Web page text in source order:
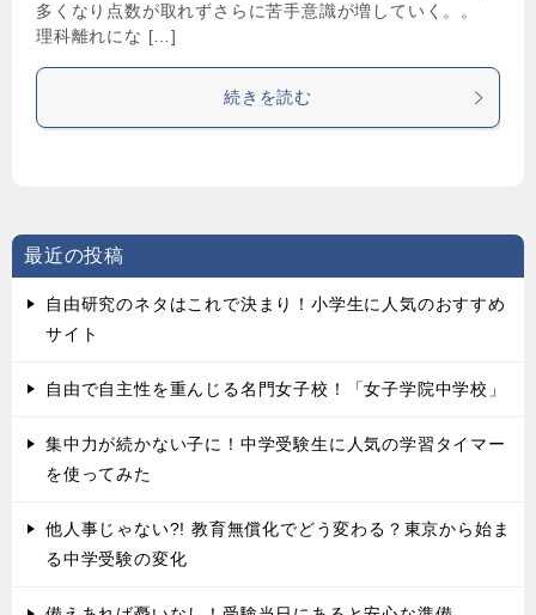
多くなり点数が取れずさらに苦手意識が増していく。。
理科離れにな […]
続きを読む
最近の投稿
自由研究のネタはこれで決まり！小学生に人気のおすすめ
サイト
自由で自主性を重んじる名門女子校！「女子学院中学校」
集中力が続かない子に！中学受験生に人気の学習タイマー
を使ってみた
他人事じゃない?! 教育無償化でどう変わる？東京から始ま
る中学受験の変化